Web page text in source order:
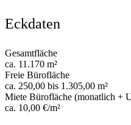
Eckdaten
Gesamtfläche
ca. 11.170 m²
Freie Bürofläche
ca. 250,00 bis 1.305,00 m²
Miete Bürofläche (monatlich +
ca. 10,00 €/m²